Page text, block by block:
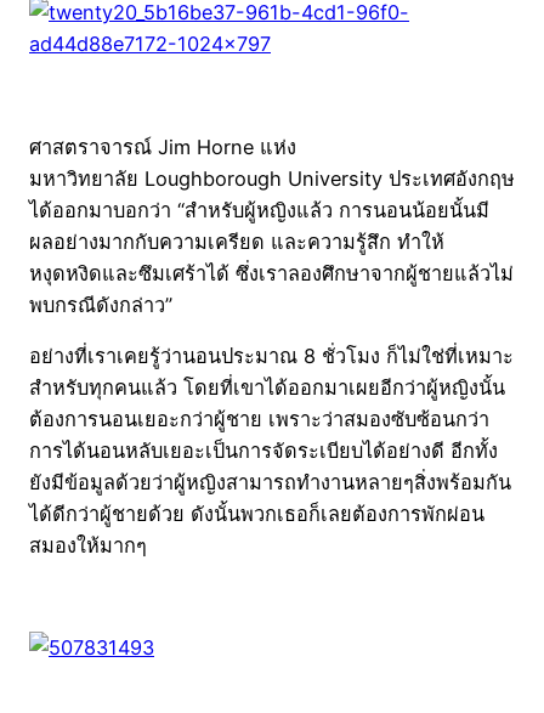
ศาสตราจารณ์ Jim Horne แห่ง
มหาวิทยาลัย Loughborough University ประเทศอังกฤษ
ได้ออกมาบอกว่า “สำหรับผู้หญิงแล้ว การนอนน้อยนั้นมี
ผลอย่างมากกับความเครียด และความรู้สึก ทำให้
หงุดหงิดและซึมเศร้าได้ ซึ่งเราลองศึกษาจากผู้ชายแล้วไม่
พบกรณีดังกล่าว”
อย่างที่เราเคยรู้ว่านอนประมาณ 8 ชั่วโมง ก็ไม่ใช่ที่เหมาะ
สำหรับทุกคนแล้ว โดยที่เขาได้ออกมาเผยอีกว่าผู้หญิงนั้น
ต้องการนอนเยอะกว่าผู้ชาย เพราะว่าสมองซับซ้อนกว่า
การได้นอนหลับเยอะเป็นการจัดระเบียบได้อย่างดี อีกทั้ง
ยังมีข้อมูลด้วยว่าผู้หญิงสามารถทำงานหลายๆสิ่งพร้อมกัน
ได้ดีกว่าผู้ชายด้วย ดังนั้นพวกเธอก็เลยต้องการพักผ่อน
สมองให้มากๆ